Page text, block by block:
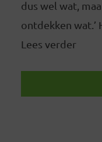
dus wel wat,
ontdekken wat.’
Lees verder